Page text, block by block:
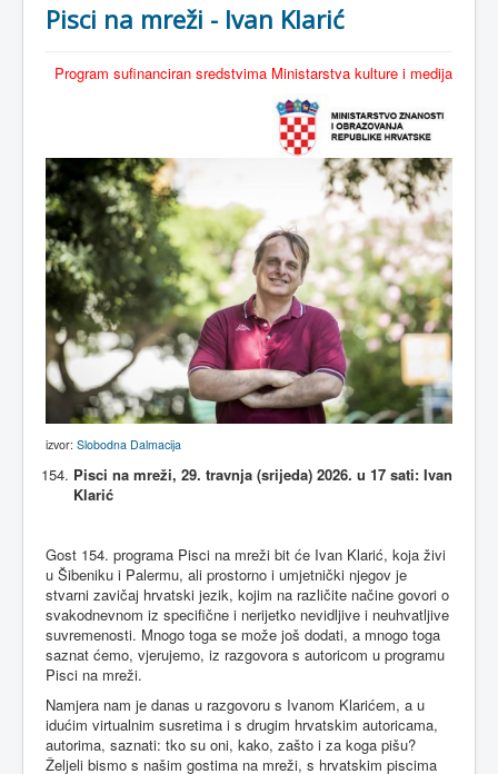
Pisci na mreži - Ivan Klarić
Program sufinanciran sredstvima Ministarstva kulture i medija
izvor: Slobodna Dalmacija
Pisci na mreži, 29. travnja (srijeda) 2026. u 17 sati: Ivan
Klarić
Gost 154. programa Pisci na mreži bit će Ivan Klarić, koja živi
u Šibeniku i Palermu, ali prostorno i umjetnički njegov je
stvarni zavičaj hrvatski jezik, kojim na različite načine govori o
svakodnevnom iz specifične i nerijetko nevidljive i neuhvatljive
suvremenosti. Mnogo toga se može još dodati, a mnogo toga
saznat ćemo, vjerujemo, iz razgovora s autoricom u programu
Pisci na mreži.
Namjera nam je danas u razgovoru s Ivanom Klarićem, a u
idućim virtualnim susretima i s drugim hrvatskim autoricama,
autorima, saznati: tko su oni, kako, zašto i za koga pišu?
Željeli bismo s našim gostima na mreži, s hrvatskim piscima